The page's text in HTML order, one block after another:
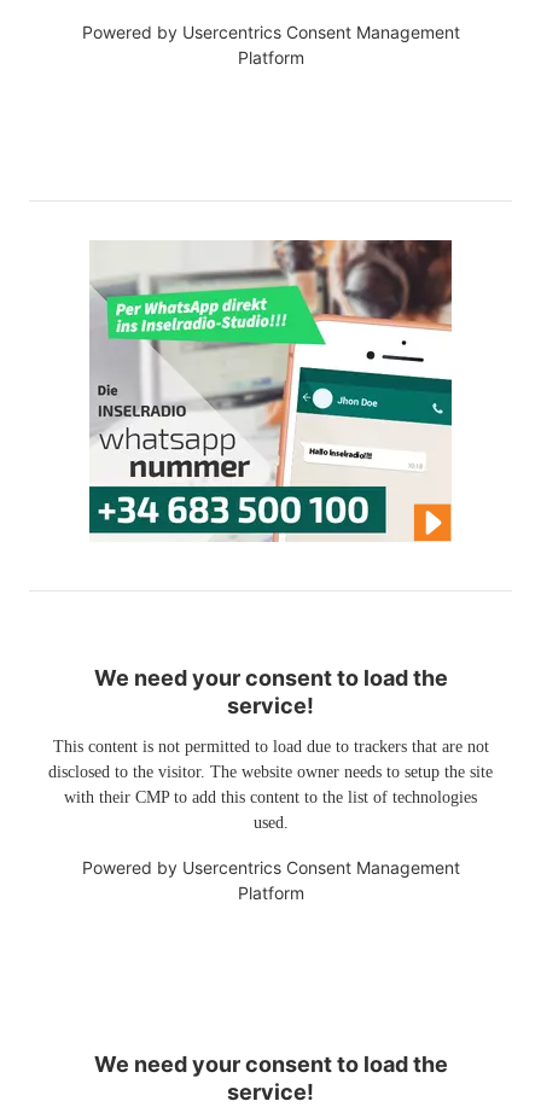
Powered by Usercentrics Consent Management
Platform
We need your consent to load the
service!
This content is not permitted to load due to trackers that are not
disclosed to the visitor. The website owner needs to setup the site
with their CMP to add this content to the list of technologies
used.
Powered by Usercentrics Consent Management
Platform
We need your consent to load the
service!